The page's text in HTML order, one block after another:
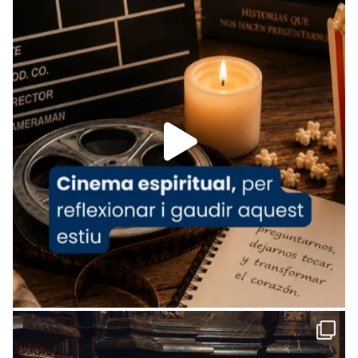
View on Facebook Share
Arquebisbat de Barcelonais at Catedral
de Barcelona.
1 week ago
Aquest dilluns, 27 de juliol, ha tingut lloc la
missa d’acció de gràcies en agraïment al
comitè organitzador de la visita apostòlica
del Sant Pare Lleó XIV a Barcelona, i als
col·laboradors, a la Catedral de Barcelona.
L’arquebisbe de Barcelona, el cardenal Joan
Josep Omella, ha presidit la missa i l’ha
concelebrat el bisbe auxiliar de Barcelona,
Mons. David Abadías.
📸 Dr. G. Simón
Foto
View on Facebook Share